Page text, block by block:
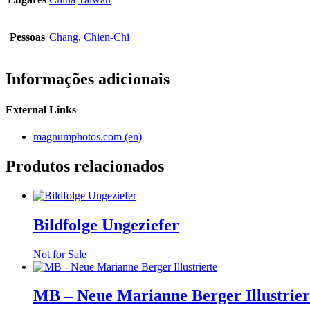
Pessoas Chang, Chien-Chi
Informações adicionais
External Links
magnumphotos.com (en)
Produtos relacionados
Bildfolge Ungeziefer
Not for Sale
MB – Neue Marianne Berger